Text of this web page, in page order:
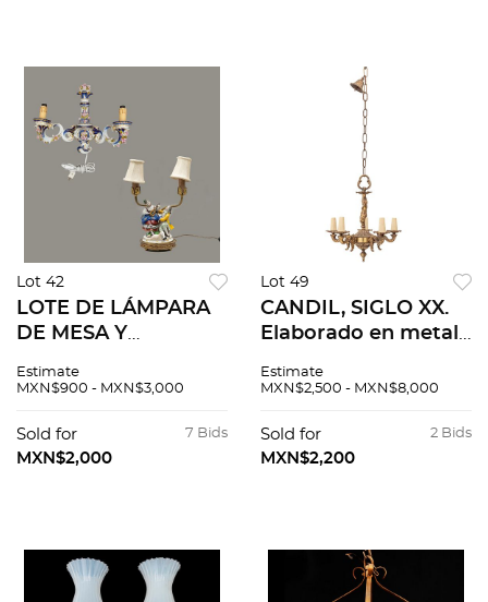
Lot 42
LOTE DE LÁMPARA
DE MESA Y
una Capodimonte.
porcelana
policromada.
Estimate
MXN$900 - MXN$3,000
7 Bids
Sold for
MXN$2,000
Lot 49
CANDIL, SIGLO XX.
Elaborado en metal
central de amorcillo.
luces. Con
elementos naturales.
Estimate
MXN$2,500 - MXN$8,000
2 Bids
Sold for
MXN$2,200